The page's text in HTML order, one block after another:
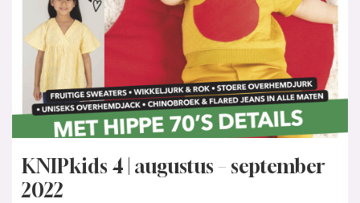
KNIPkids 4 | augustus – september
2022